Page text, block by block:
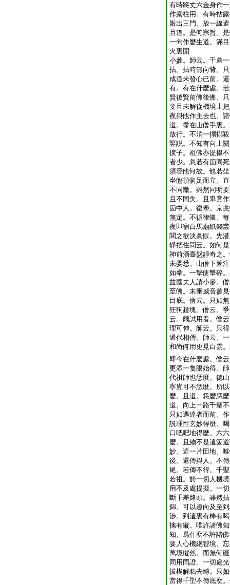
有時將丈六金身作
作露柱用。有時拈
殿出三門。放一線
且道。是何宗旨。
一句作麼生道。滿
火裏開
小參。師云。千差
拈。拈時無向背。
成道未發心已前。
有。有在什麼處。
賢後賢前佛後佛。
要且未解從機境上
夜與他作主去也。
道。盡在山僧手裏
放行。不消一搦搦
竪説。不知有向上
捩子。祖佛亦提掇
者少。忽若有箇同
須容他何故。他若
坐他須側足而立。
不同轍。雖然同明
且不同失。且畢竟
箇中人。復擧。京
無定。不循律儀。
夜即宿白馬廟紙錢
聞之欲決眞假。先
靜把住問云。如何
神前酒臺盤靜奇之
未委悉。山僧下箇
如拳。一撃便撃碎
益國夫人請小參。
至佛。未審威音參
目底。僧云。只如
狂狗趁塊。僧云。
云。爾試用看。僧
理可伸。師云。只
遞代相傳。師云。
和尚何用更覓白雲
即今在什麼處。僧
更添一隻眼始得。
代祖師也恁麼。徳
寧豈可不恁麼。所
麼。且道。恁麼恁
道。向上一路千聖
只如遇達者而前。
説理性玄妙得麼。
口吧吧地得麼。六
麼。且總不是這箇
妙。這一片田地。
後。還傳與人。不
尾。若傳不得。千
若祖。於一切人機
用不及處提掇。一
斷千差路頭。雖然
錦。可以趣向及至
渉。到這裏有棒有
擒有縱。唯許諸佛
知。爲什麼不許諸
要人心機絶智境。
萬境樅然。而無何
同用同證。一切處
拔楔解粘去縛。只
當得千聖不傳底麼